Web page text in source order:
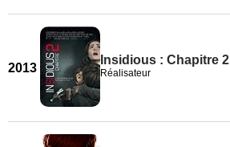
2013
Insidious : Chapitre 2
Réalisateur